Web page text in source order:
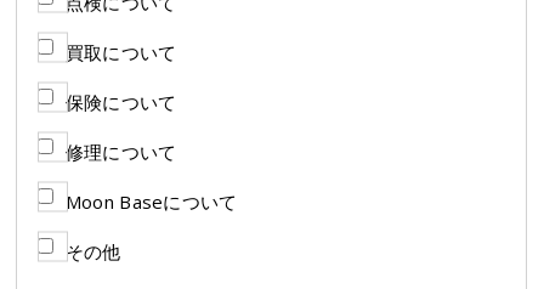
買取について
保険について
修理について
Moon Baseについて
その他